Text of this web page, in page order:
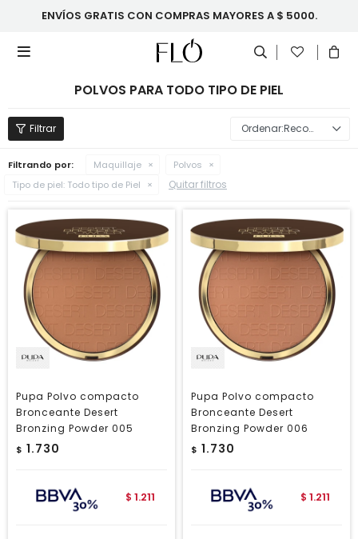
ENVÍOS GRATIS CON COMPRAS MAYORES A $ 5000.

POLVOS PARA TODO TIPO DE PIEL
Recomendados
Filtrando por: Maquillaje
Polvos
Tipo de piel: Todo tipo de Piel Quitar filtros
Pupa Polvo compacto
Bronceante Desert
Bronzing Powder 005
$ 1.730
$ 1.211
Pupa Polvo compacto
Bronceante Desert
Bronzing Powder 006
$ 1.730
$ 1.211